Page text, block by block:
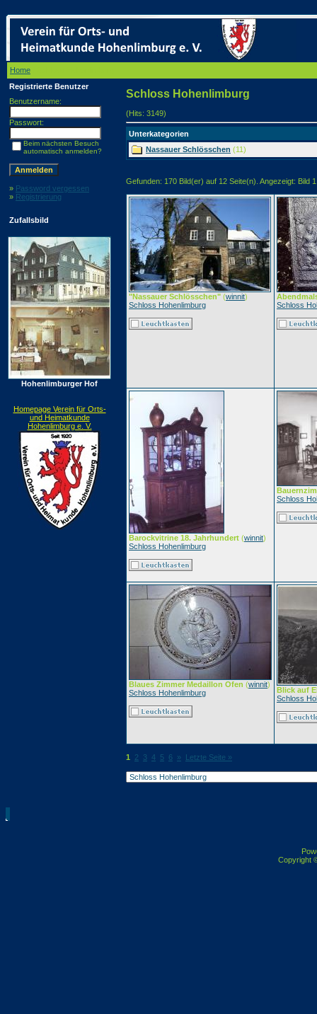
Home
Registrierte Benutzer
Benutzername:
Passwort:
Beim nächsten Besuch
automatisch anmelden?
» Password vergessen
» Registrierung
Zufallsbild
Hohenlimburger Hof
Homepage Verein für Orts-
und Heimatkunde
Hohenlimburg e. V.
Schloss Hohenlimburg
(Hits: 3149)
Unterkategorien
Nassauer Schlösschen (11)
Gefunden: 170 Bild(er) auf 12 Seite(n). Angezeigt: Bild
"Nassauer Schlösschen" (winnit)
Schloss Hohenlimburg
Schloss
Barockvitrine 18. Jahrhundert (winnit)
Schloss Hohenlimburg
Schloss
Blaues Zimmer Medaillon Ofen (winnit)
Schloss Hohenlimburg
Blick auf
Schloss
1 2 3 4 5 6 » Letzte Seite »
Copyright